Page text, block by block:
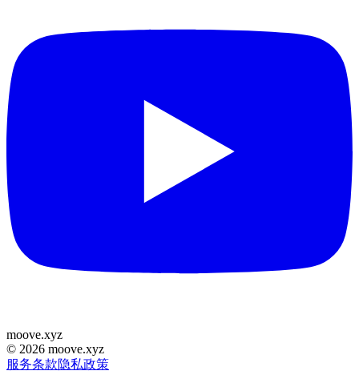
moove.xyz
© 2026 moove.xyz
服务条款隐私政策